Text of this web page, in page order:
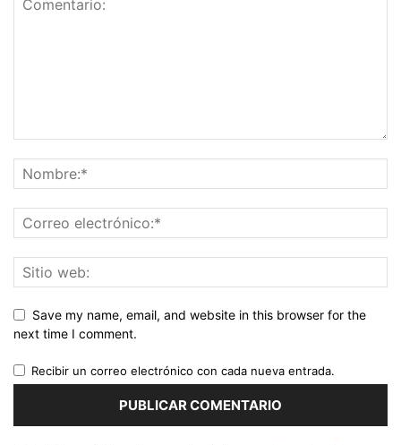
Save my name, email, and website in this browser for the
next time I comment.
Recibir un correo electrónico con cada nueva entrada.